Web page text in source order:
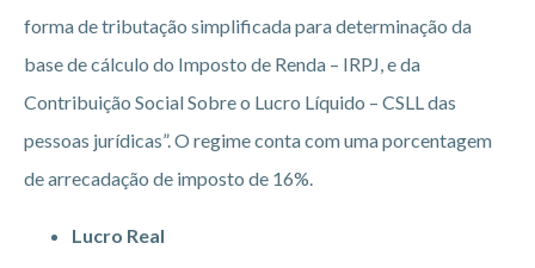
forma de tributação simplificada para determinação da
base de cálculo do Imposto de Renda – IRPJ, e da
Contribuição Social Sobre o Lucro Líquido – CSLL das
pessoas jurídicas”. O regime conta com uma porcentagem
de arrecadação de imposto de 16%.
Lucro Real